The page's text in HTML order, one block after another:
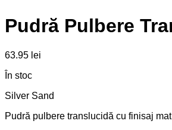
Pudră Pulbere
63.95 lei
În stoc
Silver Sand
Pudră pulbere translucidă cu finisaj